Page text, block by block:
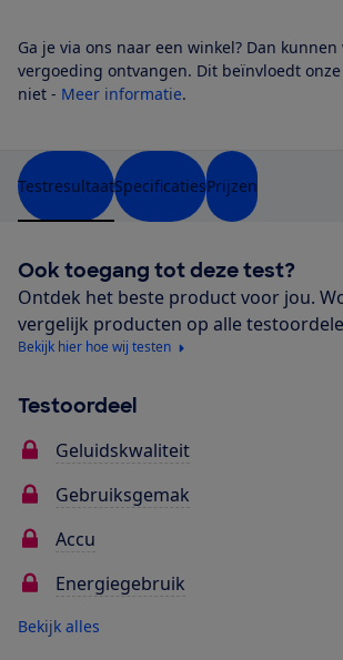
Ga je via ons naar een winkel? Dan kunnen
vergoeding ontvangen. Dit beïnvloedt
niet - Meer informatie.
TestresultaatSpecificatiesPrijzen
Ook toegang tot deze test?
Ontdek het beste product voor jou.
vergelijk producten op alle
Bekijk hier hoe wij testen
Testoordeel
Geluidskwaliteit
Gebruiksgemak
Accu
Energiegebruik
Bekijk alles